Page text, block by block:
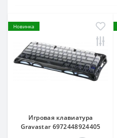
Новинка
Игровая клавиатура
Gravastar 6972448924405